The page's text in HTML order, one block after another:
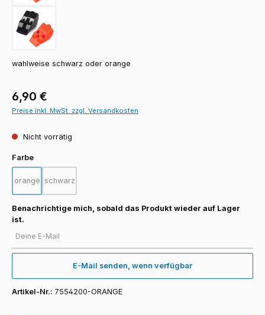
wahlweise schwarz oder orange
Regulärer Preis:
6,90 €
Preise inkl. MwSt. zzgl. Versandkosten
Nicht vorrätig
Farbeauswählen
orange
(Diese Option ist zurzeit nicht verfügbar.)
schwarz
(Diese Option ist zurzeit nicht verfügbar.)
Benachrichtige mich, sobald das Produkt wieder auf Lager
ist.
E-Mail senden, wenn verfügbar
Artikel-Nr.: 7554200-ORANGE